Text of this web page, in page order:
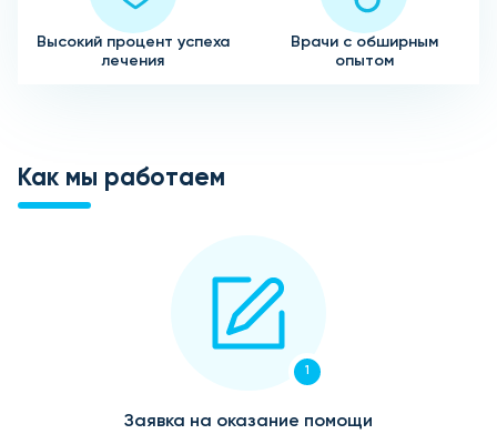
Высокий процент успеха
лечения
Врачи с обширным
опытом
Как мы работаем
1
Заявка на оказание помощи